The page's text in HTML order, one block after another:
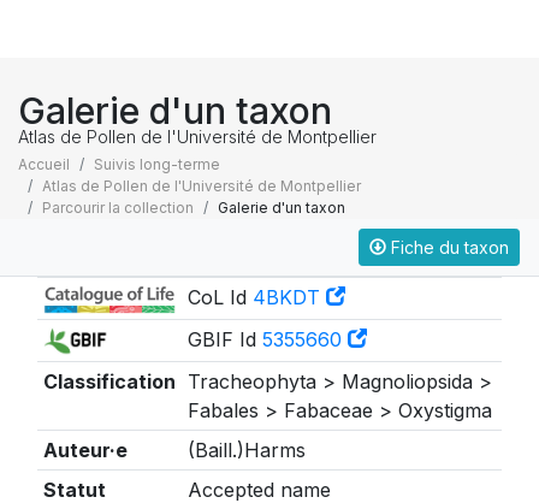
Galerie d'un taxon
Atlas de Pollen de l'Université de Montpellier
Accueil
Suivis long-terme
Atlas de Pollen de l'Université de Montpellier
Parcourir la collection
Galerie d'un taxon
Fiche du taxon
CoL Id 4BKDT
GBIF Id 5355660
Classification Tracheophyta > Magnoliopsida >
Fabales > Fabaceae > Oxystigma
Auteur·e
(Baill.)Harms
Statut
Accepted name